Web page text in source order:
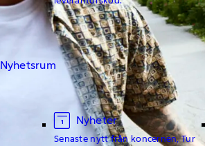
Nyhetsrum
Nyheter
Senaste nytt från koncernen, Tur